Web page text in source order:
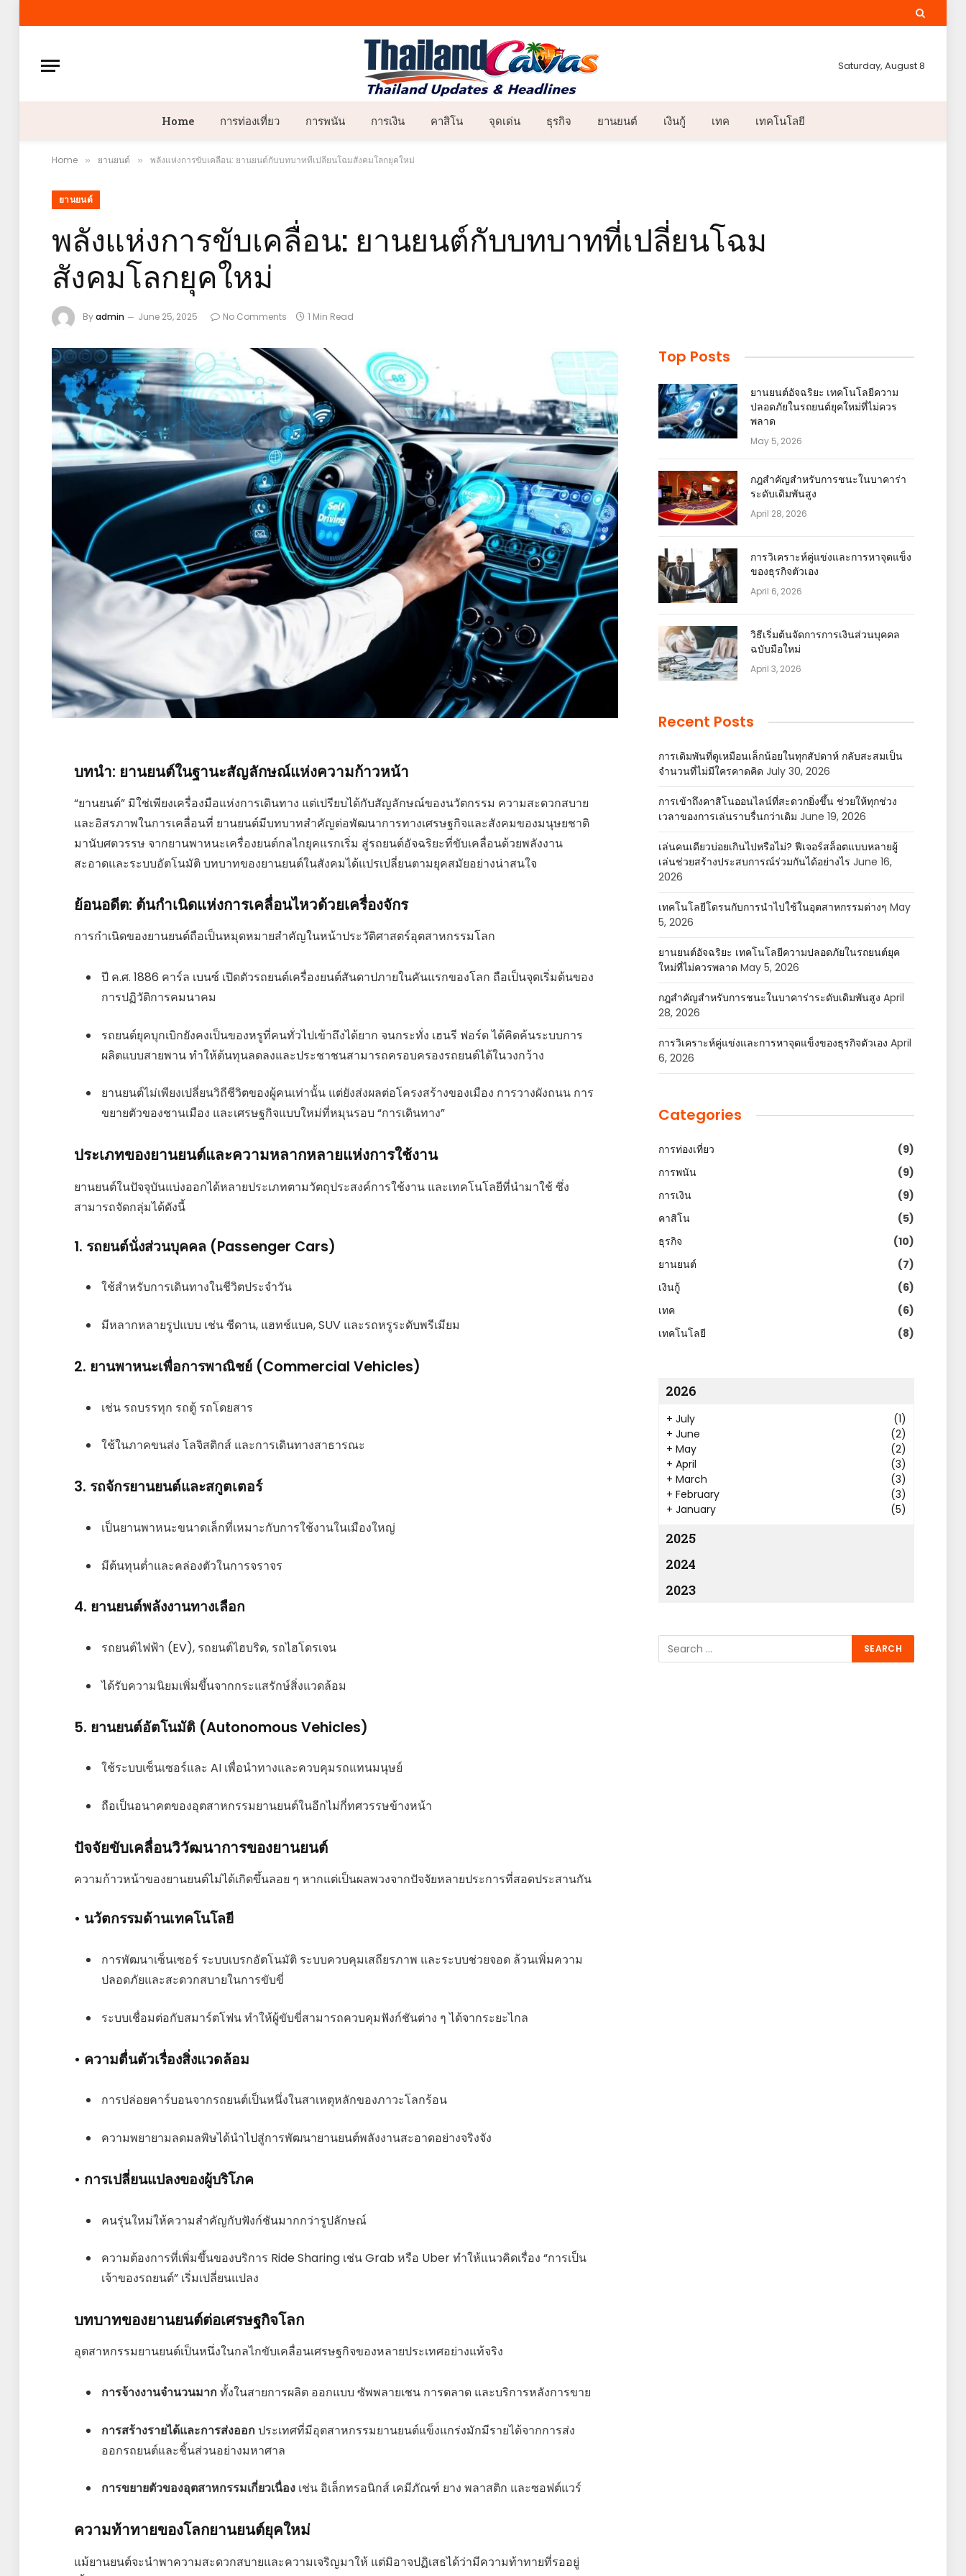
Saturday, August 8
Home การท่องเที่ยว การพนัน การเงิน คาสิโน จุดเด่น ธุรกิจ ยานยนต์ เงินกู้ เทค เทคโนโลยี
Home » ยานยนต์ » พลังแห่งการขับเคลื่อน: ยานยนต์กับบทบาทที่เปลี่ยนโฉมสังคมโลกยุคใหม่
ยานยนต์
พลังแห่งการขับเคลื่อน: ยานยนต์กับบทบาทที่เปลี่ยนโฉม
สังคมโลกยุคใหม่
Byadmin June 25, 2025 No Comments 1 Min Read
บทนำ: ยานยนต์ในฐานะสัญลักษณ์แห่งความก้าวหน้า
“ยานยนต์” มิใช่เพียงเครื่องมือแห่งการเดินทาง แต่เปรียบได้กับสัญลักษณ์ของนวัตกรรม ความสะดวกสบาย
และอิสรภาพในการเคลื่อนที่ ยานยนต์มีบทบาทสำคัญต่อพัฒนาการทางเศรษฐกิจและสังคมของมนุษยชาติ
มานับศตวรรษ จากยานพาหนะเครื่องยนต์กลไกยุคแรกเริ่ม สู่รถยนต์อัจฉริยะที่ขับเคลื่อนด้วยพลังงาน
สะอาดและระบบอัตโนมัติ บทบาทของยานยนต์ในสังคมได้แปรเปลี่ยนตามยุคสมัยอย่างน่าสนใจ
ย้อนอดีต: ต้นกำเนิดแห่งการเคลื่อนไหวด้วยเครื่องจักร
การกำเนิดของยานยนต์ถือเป็นหมุดหมายสำคัญในหน้าประวัติศาสตร์อุตสาหกรรมโลก
ปี ค.ศ. 1886 คาร์ล เบนซ์ เปิดตัวรถยนต์เครื่องยนต์สันดาปภายในคันแรกของโลก ถือเป็นจุดเริ่มต้นของ
การปฏิวัติการคมนาคม
รถยนต์ยุคบุกเบิกยังคงเป็นของหรูที่คนทั่วไปเข้าถึงได้ยาก จนกระทั่ง เฮนรี ฟอร์ด ได้คิดค้นระบบการ
ผลิตแบบสายพาน ทำให้ต้นทุนลดลงและประชาชนสามารถครอบครองรถยนต์ได้ในวงกว้าง
ยานยนต์ไม่เพียงเปลี่ยนวิถีชีวิตของผู้คนเท่านั้น แต่ยังส่งผลต่อโครงสร้างของเมือง การวางผังถนน การ
ขยายตัวของชานเมือง และเศรษฐกิจแบบใหม่ที่หมุนรอบ “การเดินทาง”
ประเภทของยานยนต์และความหลากหลายแห่งการใช้งาน
ยานยนต์ในปัจจุบันแบ่งออกได้หลายประเภทตามวัตถุประสงค์การใช้งาน และเทคโนโลยีที่นำมาใช้ ซึ่ง
สามารถจัดกลุ่มได้ดังนี้
1. รถยนต์นั่งส่วนบุคคล (Passenger Cars)
ใช้สำหรับการเดินทางในชีวิตประจำวัน
มีหลากหลายรูปแบบ เช่น ซีดาน, แฮทช์แบค, SUV และรถหรูระดับพรีเมียม
2. ยานพาหนะเพื่อการพาณิชย์ (Commercial Vehicles)
เช่น รถบรรทุก รถตู้ รถโดยสาร
ใช้ในภาคขนส่ง โลจิสติกส์ และการเดินทางสาธารณะ
3. รถจักรยานยนต์และสกูตเตอร์
เป็นยานพาหนะขนาดเล็กที่เหมาะกับการใช้งานในเมืองใหญ่
มีต้นทุนต่ำและคล่องตัวในการจราจร
4. ยานยนต์พลังงานทางเลือก
รถยนต์ไฟฟ้า (EV), รถยนต์ไฮบริด, รถไฮโดรเจน
ได้รับความนิยมเพิ่มขึ้นจากกระแสรักษ์สิ่งแวดล้อม
5. ยานยนต์อัตโนมัติ (Autonomous Vehicles)
ใช้ระบบเซ็นเซอร์และ AI เพื่อนำทางและควบคุมรถแทนมนุษย์
ถือเป็นอนาคตของอุตสาหกรรมยานยนต์ในอีกไม่กี่ทศวรรษข้างหน้า
ปัจจัยขับเคลื่อนวิวัฒนาการของยานยนต์
ความก้าวหน้าของยานยนต์ไม่ได้เกิดขึ้นลอย ๆ หากแต่เป็นผลพวงจากปัจจัยหลายประการที่สอดประสานกัน
• นวัตกรรมด้านเทคโนโลยี
การพัฒนาเซ็นเซอร์ ระบบเบรกอัตโนมัติ ระบบควบคุมเสถียรภาพ และระบบช่วยจอด ล้วนเพิ่มความ
ปลอดภัยและสะดวกสบายในการขับขี่
ระบบเชื่อมต่อกับสมาร์ตโฟน ทำให้ผู้ขับขี่สามารถควบคุมฟังก์ชันต่าง ๆ ได้จากระยะไกล
• ความตื่นตัวเรื่องสิ่งแวดล้อม
การปล่อยคาร์บอนจากรถยนต์เป็นหนึ่งในสาเหตุหลักของภาวะโลกร้อน
ความพยายามลดมลพิษได้นำไปสู่การพัฒนายานยนต์พลังงานสะอาดอย่างจริงจัง
• การเปลี่ยนแปลงของผู้บริโภค
คนรุ่นใหม่ให้ความสำคัญกับฟังก์ชันมากกว่ารูปลักษณ์
ความต้องการที่เพิ่มขึ้นของบริการ Ride Sharing เช่น Grab หรือ Uber ทำให้แนวคิดเรื่อง “การเป็น
เจ้าของรถยนต์” เริ่มเปลี่ยนแปลง
บทบาทของยานยนต์ต่อเศรษฐกิจโลก
อุตสาหกรรมยานยนต์เป็นหนึ่งในกลไกขับเคลื่อนเศรษฐกิจของหลายประเทศอย่างแท้จริง
การจ้างงานจำนวนมาก ทั้งในสายการผลิต ออกแบบ ซัพพลายเชน การตลาด และบริการหลังการขาย
การสร้างรายได้และการส่งออก ประเทศที่มีอุตสาหกรรมยานยนต์แข็งแกร่งมักมีรายได้จากการส่ง
ออกรถยนต์และชิ้นส่วนอย่างมหาศาล
การขยายตัวของอุตสาหกรรมเกี่ยวเนื่อง เช่น อิเล็กทรอนิกส์ เคมีภัณฑ์ ยาง พลาสติก และซอฟต์แวร์
ความท้าทายของโลกยานยนต์ยุคใหม่
แม้ยานยนต์จะนำพาความสะดวกสบายและความเจริญมาให้ แต่มิอาจปฏิเสธได้ว่ามีความท้าทายที่รออยู่
Top Posts
ยานยนต์อัจฉริยะ เทคโนโลยีความ
ปลอดภัยในรถยนต์ยุคใหม่ที่ไม่ควร
พลาด
May 5, 2026
กฎสำคัญสำหรับการชนะในบาคาร่า
ระดับเดิมพันสูง
April 28, 2026
การวิเคราะห์คู่แข่งและการหาจุดแข็ง
ของธุรกิจตัวเอง
April 6, 2026
วิธีเริ่มต้นจัดการการเงินส่วนบุคคล
ฉบับมือใหม่
April 3, 2026
Recent Posts
การเดิมพันที่ดูเหมือนเล็กน้อยในทุกสัปดาห์ กลับสะสมเป็น
จำนวนที่ไม่มีใครคาดคิด July 30, 2026
การเข้าถึงคาสิโนออนไลน์ที่สะดวกยิ่งขึ้น ช่วยให้ทุกช่วง
เวลาของการเล่นราบรื่นกว่าเดิม June 19, 2026
เล่นคนเดียวบ่อยเกินไปหรือไม่? ฟีเจอร์สล็อตแบบหลายผู้
เล่นช่วยสร้างประสบการณ์ร่วมกันได้อย่างไร June 16,
2026
เทคโนโลยีโดรนกับการนำไปใช้ในอุตสาหกรรมต่างๆ May
5, 2026
ยานยนต์อัจฉริยะ เทคโนโลยีความปลอดภัยในรถยนต์ยุค
ใหม่ที่ไม่ควรพลาด May 5, 2026
กฎสำคัญสำหรับการชนะในบาคาร่าระดับเดิมพันสูง April
28, 2026
การวิเคราะห์คู่แข่งและการหาจุดแข็งของธุรกิจตัวเอง April
6, 2026
Categories
การท่องเที่ยว
(9)
การพนัน
(9)
การเงิน
(9)
คาสิโน
(5)
ธุรกิจ
(10)
ยานยนต์
(7)
เงินกู้
(6)
เทค
(6)
เทคโนโลยี
(8)
2026
+ July
(1)
+ June
(2)
+ May
(2)
+ April
(3)
+ March
(3)
+ February
(3)
+ January (5)
2025
2024
2023